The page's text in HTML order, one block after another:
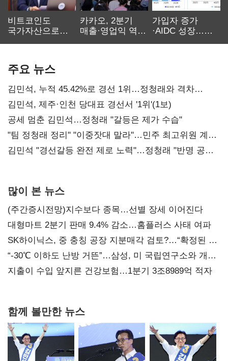
비트코인도
국가자산으로…'
카카오, 2분기
매출·영업익 역대
가입자 증가
·AIDC 성장…
주요 뉴스
김민석, 누적 45.42%로 경선 1위…정청래와 격차
0.86%p(2보)
김민석, 제주·인천 당대표 경선서 '1위'(1보)
공세 멈춘 김민석…정청래 "갈등은 제가 수습"
"팀 정청래 정리" "이중잣대 말라"…민주 최고위원 계파
다툼 격화
김민석 "경선갈등 완전 제로 노력"…정청래 "반명 공세
많이 본 뉴스
(주간증시전망)지수보다 종목…선별 장세 이어진다
대형마트 2분기 판매 9.4% 감소…홈플러스 사태 여파
SK하이닉스, 중 충칭 공장 지분매각 검토?…“확정된 바
없어”
“-30℃ 이하도 난방 거뜬”…삼성, 미 국립연구소와 개발
협력
지출이 수입 앞지른 건강보험…1분기 3조8989억 적자
함께 볼만한 뉴스